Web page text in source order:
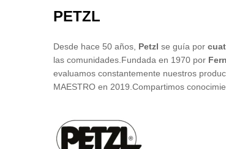
PETZL
Desde hace 50 años, Petzl se guía por
las comunidades.Fundada en 1970 por
evaluamos constantemente nuestros
MAESTRO en 2019.Compartimos